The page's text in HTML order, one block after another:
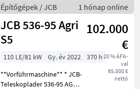
kompakter und leistung
Építőgépek / JCB 1 hónap online
JCB 536-95 Agri
S5
102.000
€
20 % ÁFA-
val
85.000 €
nettó
110 LE/81 kW Gy. év 2022
370 h
**Vorführmaschine** * JCB-
Teleskoplader 536-95 AGRI